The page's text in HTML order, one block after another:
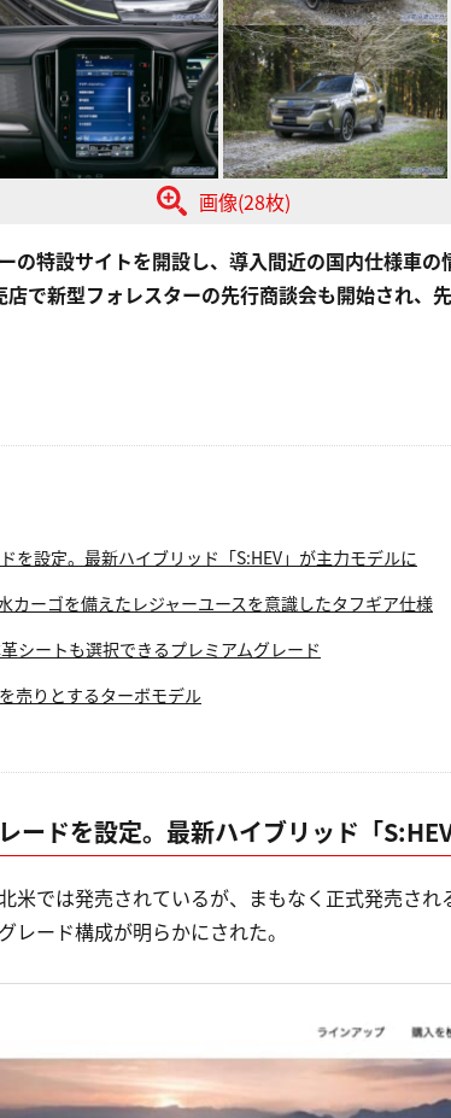
画像(28枚)
の特設サイトを開設し、導入間近の国内仕様車
で新型フォレスターの先行商談会も開始され、
を設定。最新ハイブリッド「S:HEV」が主力モデルに
カーゴを備えたレジャーユースを意識したタフギア仕様
シートも選択できるプレミアムグレード
売りとするターボモデル
ードを設定。最新ハイブリッド「
米では発売されているが、まもなく正式発売さ
レード構成が明らかにされた。